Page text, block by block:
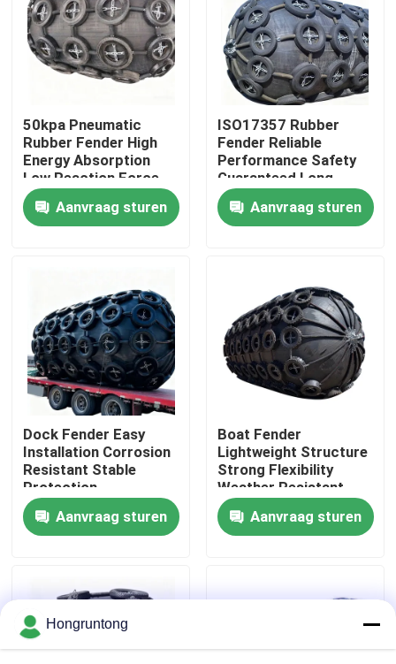
Thuis
Producten
Over ons
Fabriekstocht
Kwaliteitscontrole
Vraag een offerte
Yokohama rubberstootkussen
Pneumatisch Rubberstootkussen
50kpa Pneumatic
Rubber Fender High
Energy Absorption
Low Reaction Force
Durable Use
Aanvraag sturen
ISO17357 Rubber
Fender Reliable
Performance Safety
Guaranteed Long
Service Life
Aanvraag sturen
Dock Fender Easy
Installation Corrosion
Resistant Stable
Protection
Aanvraag sturen
Boat Fender
Lightweight Structure
Strong Flexibility
Weather Resistant
Aanvraag sturen
Hongruntong